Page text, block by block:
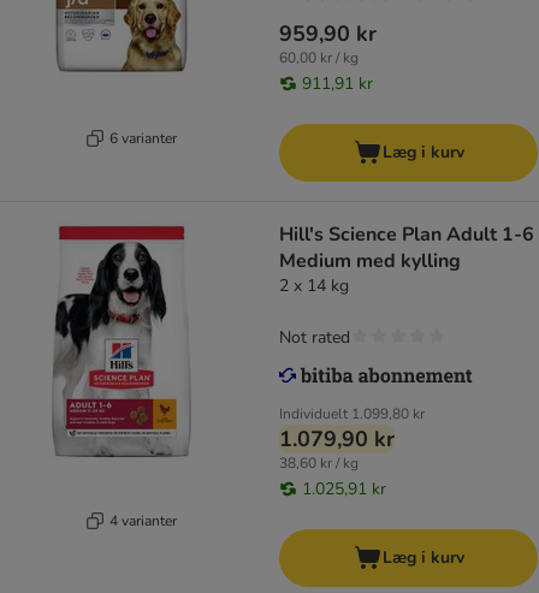
6 varianter
959,90 kr
60,00 kr / kg
911,91 kr
Læg i kurv
4 varianter
Hill's Science Plan Adult 1-6
Medium med kylling
2 x 14 kg
Individuelt 1.099,80 kr
1.079,90 kr
38,60 kr / kg
1.025,91 kr
Not rated
Læg i kurv